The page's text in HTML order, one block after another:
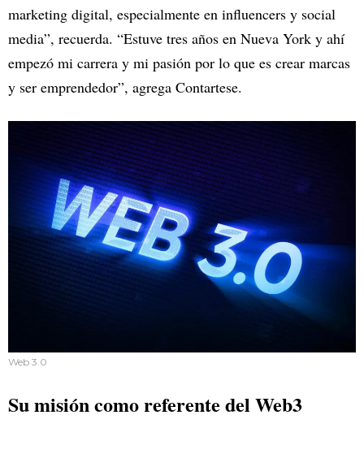
marketing digital, especialmente en influencers y social
media”, recuerda. “Estuve tres años en Nueva York y ahí
empezó mi carrera y mi pasión por lo que es crear marcas
y ser emprendedor”, agrega Contartese.
Web 3.0
Su misión como referente del Web3